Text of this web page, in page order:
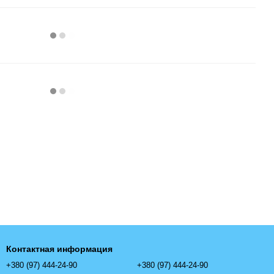
Контактная информация
+380 (97) 444-24-90 +380 (97) 444-24-90